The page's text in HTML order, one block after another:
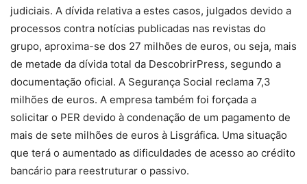
judiciais. A dívida relativa a estes casos, julgados devido a
processos contra notícias publicadas nas revistas do
grupo, aproxima-se dos 27 milhões de euros, ou seja, mais
de metade da dívida total da DescobrirPress, segundo a
documentação oficial. A Segurança Social reclama 7,3
milhões de euros. A empresa também foi forçada a
solicitar o PER devido à condenação de um pagamento de
mais de sete milhões de euros à Lisgráfica. Uma situação
que terá o aumentado as dificuldades de acesso ao crédito
bancário para reestruturar o passivo.